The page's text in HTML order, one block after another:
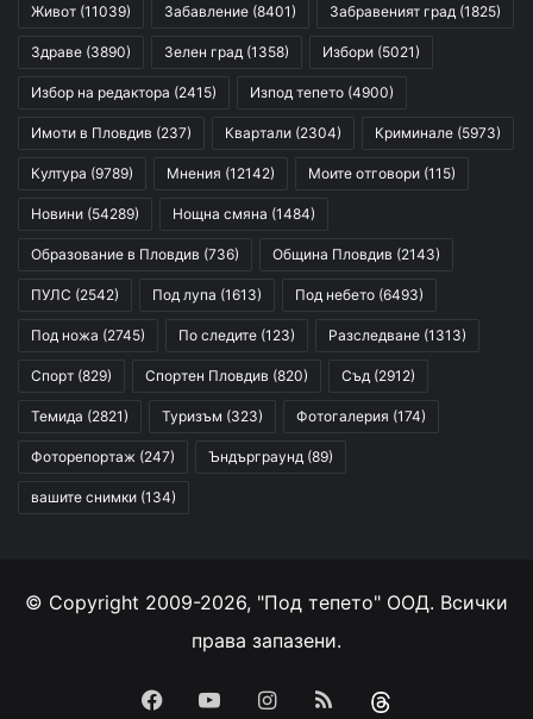
Живот (11039) Забавление (8401) Забравеният град (1825)
Здраве (3890) Зелен град (1358) Избори (5021)
Избор на редактора (2415) Изпод тепето (4900)
Имоти в Пловдив (237) Квартали (2304) Криминале (5973)
Култура (9789) Мнения (12142) Моите отговори (115)
Новини (54289) Нощна смяна (1484)
Образование в Пловдив (736) Община Пловдив (2143)
ПУЛС (2542) Под лупа (1613) Под небето (6493)
Под ножа (2745) По следите (123) Разследване (1313)
Спорт (829) Спортен Пловдив (820) Съд (2912)
Темида (2821) Туризъм (323) Фотогалерия (174)
Фоторепортаж (247) Ъндърграунд (89)
вашите снимки (134)
© Copyright 2009-2026, "Под тепето" ООД. Всички
права запазени.
Facebook
YouTubeInstagram
RSS